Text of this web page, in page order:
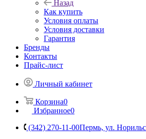
Назад
Как купить
Условия оплаты
Условия доставки
Гарантия
Бренды
Контакты
Прайс-лист
Личный кабинет
Корзина0
Избранное0
(342) 270-11-00Пермь, ул.